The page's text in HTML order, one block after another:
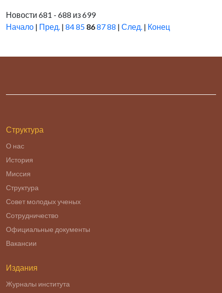
Новости 681 - 688 из 699
Начало | Пред. | 8485 868788 | След. | Конец
Структура
О нас
История
Миссия
Структура
Совет молодых ученых
Сотрудничество
Официальные документы
Вакансии
Издания
Журналы института